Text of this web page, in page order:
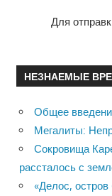
Для
НЕЗНАЕМЫЕ
Общее
Мегалиты:
Сокровища
рассталось с
«Делос, остров